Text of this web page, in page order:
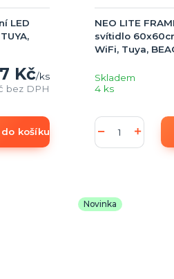
LED
Kč/ks
bez DPH
košíku
NEO LITE
svítidlo
WiFi, Tuya,
Skladem
4 ks
Novinka